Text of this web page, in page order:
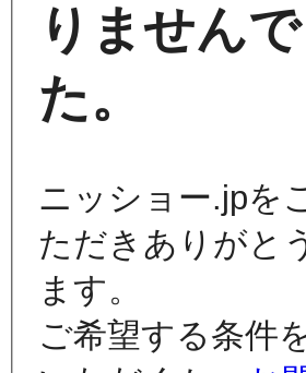
りません
た。
ニッショー.jpを
ただきありがと
ます。
ご希望する条件